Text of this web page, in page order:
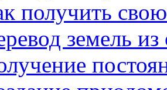
получить
земель